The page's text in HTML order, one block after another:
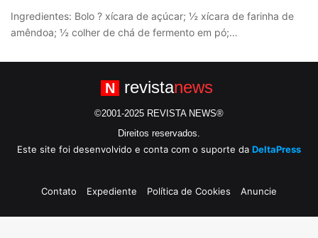
Ingredientes: Bolo ? xícara de açúcar; ½ xícara de farinha de
amêndoa; ½ colher de chá de fermento em pó;…
N revistanews
©2001-2025 REVISTA NEWS®
Direitos reservados.
Este site foi desenvolvido e conta com o suporte da DeltaPress
Contato Expediente Política de Cookies Anuncie